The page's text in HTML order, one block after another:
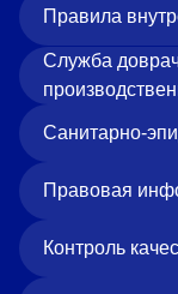
Правила
Служба
Санитарно-
Правовая
Контроль